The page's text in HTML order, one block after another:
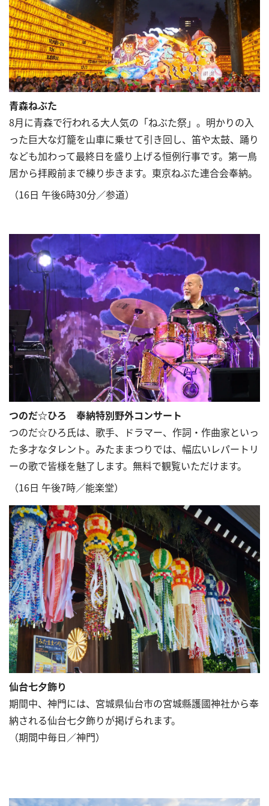
青森ねぶた
8月に青森で行われる大人気の「ねぶた祭」。明かりの入
った巨大な灯籠を山車に乗せて引き回し、笛や太鼓、踊り
なども加わって最終日を盛り上げる恒例行事です。第一鳥
居から拝殿前まで練り歩きます。東京ねぶた連合会奉納。
（16日 午後6時30分／参道）
つのだ☆ひろ 奉納特別野外コンサート
つのだ☆ひろ氏は、歌手、ドラマー、作詞・作曲家といっ
た多才なタレント。みたままつりでは、幅広いレパートリ
ーの歌で皆様を魅了します。無料で観覧いただけます。
（16日 午後7時／能楽堂）
仙台七夕飾り
期間中、神門には、宮城県仙台市の宮城縣護國神社から奉
納される仙台七夕飾りが掲げられます。
（期間中毎日／神門）